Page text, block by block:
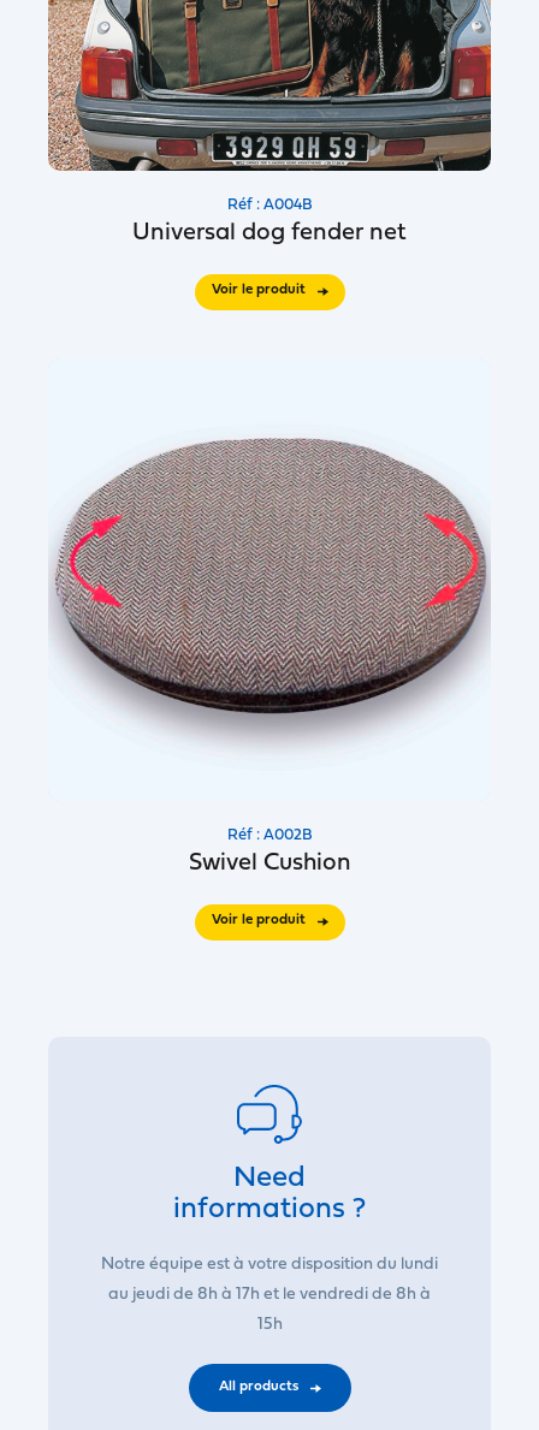
Réf : A004B
Universal dog fender net
Voir le produit
Réf : A002B
Swivel Cushion
Voir le produit
Need
informations ?
Notre équipe est à votre disposition du lundi
au jeudi de 8h à 17h et le vendredi de 8h à
15h
All products